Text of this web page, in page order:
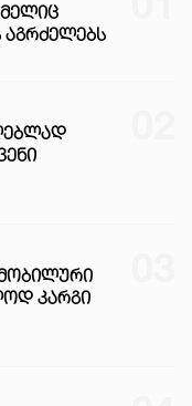
ᲐᲒᲠᲫᲔᲚᲔᲑᲡ
ᲙᲐᲠᲒᲘ